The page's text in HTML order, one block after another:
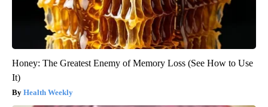
Honey: The Greatest Enemy of Memory Loss (See How to Use
It)
Health Weekly